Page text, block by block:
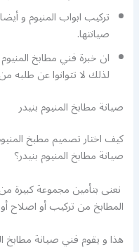
تركيب ابواب المنيوم و
صيانتها.
ان خبرة فني مطابخ
لذلك لا تتوانوا عن طلبه
صيانة مطابخ المنيوم بنيدر
كيف اختار تصميم مطبخ
صيانة مطابخ المنيوم بنيدر؟
نعنى بتأمين مجموعة كبيرة
المطابخ من تركيب أو اصلاح
هذا و يقوم فني صيانة مطابخ